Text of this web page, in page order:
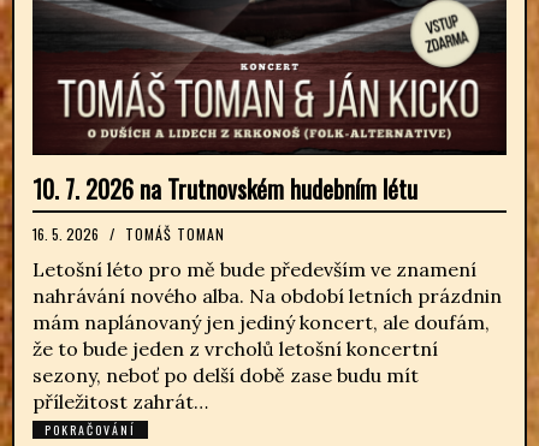
10. 7. 2026 na Trutnovském hudebním létu
16. 5. 2026 / TOMÁŠ TOMAN
Letošní léto pro mě bude především ve znamení
nahrávání nového alba. Na období letních prázdnin
mám naplánovaný jen jediný koncert, ale doufám,
že to bude jeden z vrcholů letošní koncertní
sezony, neboť po delší době zase budu mít
příležitost zahrát…
POKRAČOVÁNÍ